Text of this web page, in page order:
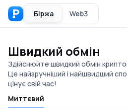
Біржа Web3
Швидкий обмін
Здійснюйте швидкий обмін
Це найзручніший і найшвидший
цінує свій час!
Миттєвий